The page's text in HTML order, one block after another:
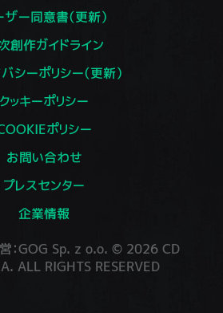
ザー同意書（更新）
創作ガイドライン
シーポリシー（更新）
クッキーポリシー
ポリシー
お問い合わせ
プレスセンター
企業情報
営：GOG Sp. z o.o. © 2026 CD
ALL RIGHTS RESERVED